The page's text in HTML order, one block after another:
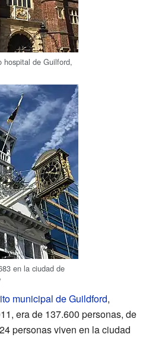
hospital de Guilford,
en la ciudad de
municipal de Guildford,
era de 137.600 personas, de
personas viven en la ciudad